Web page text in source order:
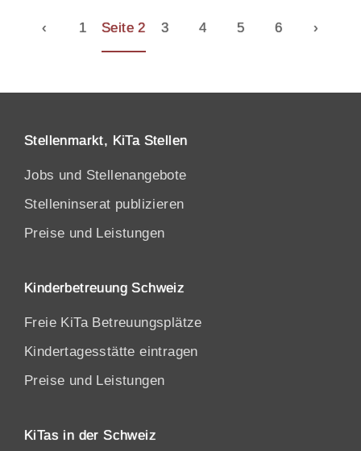
‹ 1 Seite 2 3 4 5 6 ›
Stellenmarkt, KiTa Stellen
Jobs und Stellenangebote
Stelleninserat publizieren
Preise und Leistungen
Kinderbetreuung Schweiz
Freie KiTa Betreuungsplätze
Kindertagesstätte eintragen
Preise und Leistungen
KiTas in der Schweiz